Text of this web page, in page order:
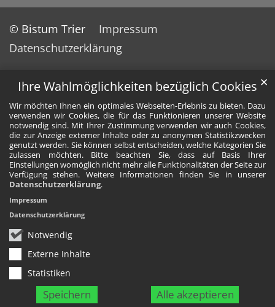
Ihre Wahlmöglichkeiten bezüglich Cookies
Wir möchten Ihnen ein optimales Webseiten-Erlebnis zu bieten. Dazu
verwenden wir Cookies, die für das Funktionieren unserer Website
notwendig sind. Mit Ihrer Zustimmung verwenden wir auch Cookies,
die zur Anzeige externer Inhalte oder zu anonymen Statistikzwecken
genutzt werden. Sie können selbst entscheiden, welche Kategorien Sie
zulassen möchten. Bitte beachten Sie, dass auf Basis Ihrer
Einstellungen womöglich nicht mehr alle Funktionalitäten der Seite zur
Verfügung stehen. Weitere Informationen finden Sie in unserer
Datenschutzerklärung.
Notwendig
Externe Inhalte
Statistiken
Speichern Alle akzeptieren
✕
Impressum
Datenschutzerklärung
© Bistum Trier
Impressum
Datenschutzerklärung